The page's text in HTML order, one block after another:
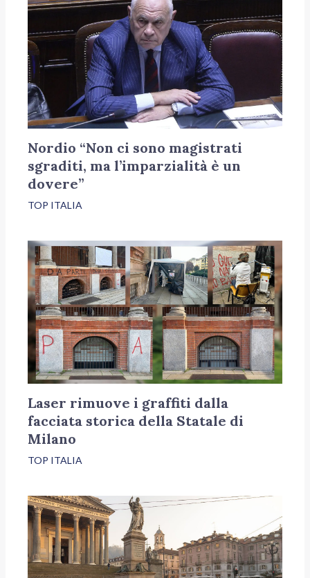
Nordio “Non ci sono magistrati
sgraditi, ma l’imparzialità è un
dovere”
TOP ITALIA
Laser rimuove i graffiti dalla
facciata storica della Statale di
Milano
TOP ITALIA